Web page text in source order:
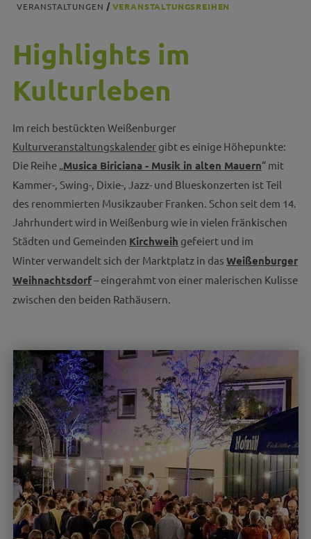
VERANSTALTUNGEN VERANSTALTUNGSREIHEN
Highlights im
Kulturleben
Im reich bestückten Weißenburger
Kulturveranstaltungskalendergibt es einige Höhepunkte:
Die Reihe „Musica Biriciana - Musik in alten Mauern“ mit
Kammer-, Swing-, Dixie-, Jazz- und Blueskonzerten ist Teil
des renommierten Musikzauber Franken. Schon seit dem 14.
Jahrhundert wird in Weißenburg wie in vielen fränkischen
Städten und Gemeinden Kirchweih gefeiert und im
Winter verwandelt sich der Marktplatz in das Weißenburger
Weihnachtsdorf– eingerahmt von einer malerischen Kulisse
zwischen den beiden Rathäusern.